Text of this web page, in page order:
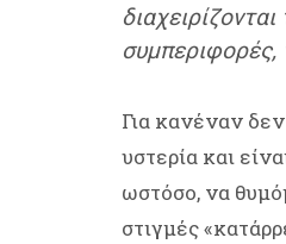
συμπεριφορές,
Για κανέναν δεν
υστερία και
ωστόσο, να
στιγμές